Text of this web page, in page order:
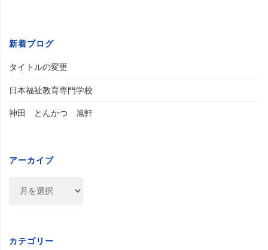
新着ブログ
タイトルの変更
日本福祉教育専門学校
神田 とんかつ 旭軒
アーカイブ
ブ
カテゴリー